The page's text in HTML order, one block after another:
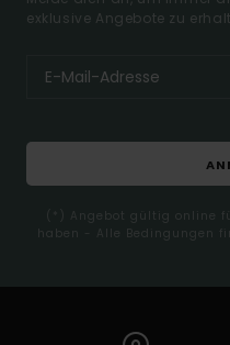
exklusive Angebote zu
(*) Angebot gültig online
haben - Alle Bedingungen